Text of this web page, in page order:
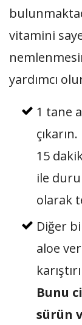
vitamini
yardımcı
1 tane
15
ile
olarak
Diğer
aloe
Bunu
sürün